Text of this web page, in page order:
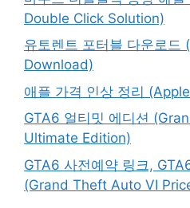
Double Click Solution)
유토렌트 포터블 다운로
Download)
애플 가격 인상 정리
GTA6 얼티밋 에디션
Ultimate Edition)
GTA6 사전예약 링크,
(Grand Theft Auto VI